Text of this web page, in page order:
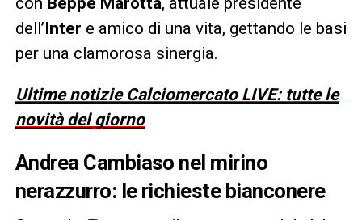
dell’ Inter e amico di una vita, gettando le basi
per una clamorosa sinergia.
Ultime notizie Calciomercato LIVE: tutte le
novità del giorno
Andrea Cambiaso nel mirino
nerazzurro: le richieste bianconere